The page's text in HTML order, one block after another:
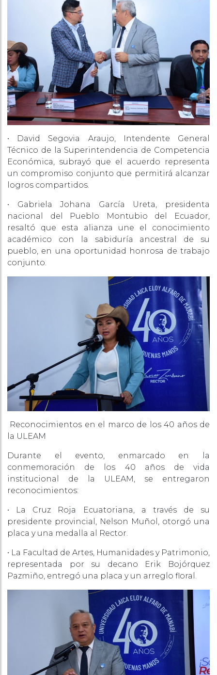
• David Segovia Araujo, Intendente General
Técnico de la Superintendencia de Competencia
Económica, subrayó que el acuerdo representa
un compromiso conjunto que permitirá alcanzar
logros compartidos.
• Gabriela Johana García Ureta, presidenta
nacional del Pueblo Montubio del Ecuador,
resaltó que esta alianza une el conocimiento
académico con la sabiduría ancestral de su
pueblo, en una oportunidad honrosa de trabajo
conjunto.
Reconocimientos en el marco de los 40 años de
la ULEAM
Durante el evento, enmarcado en la
conmemoración de los 40 años de vida
institucional de la ULEAM, se entregaron
reconocimientos:
• La Cruz Roja Ecuatoriana, a través de su
presidente provincial, Nelson Muñol, otorgó una
placa y una medalla al Rector.
• La Facultad de Artes, Humanidades y Patrimonio,
representada por su decano Erik Bojórquez
Pazmiño, entregó una placa y un arreglo floral.